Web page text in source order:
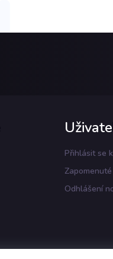
Přihlásit se
Odhlášení